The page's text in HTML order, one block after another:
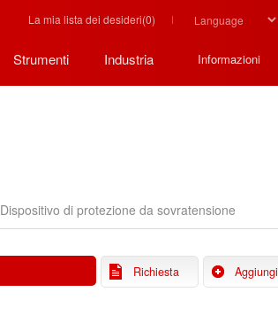
La mia lista dei desideri(0)
Strumenti Industria Informazioni
Dispositivo di protezione da sovratensione
Richiesta Aggiungi